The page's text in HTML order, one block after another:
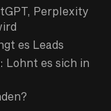
Perplexity
es Leads
Lohnt es sich in